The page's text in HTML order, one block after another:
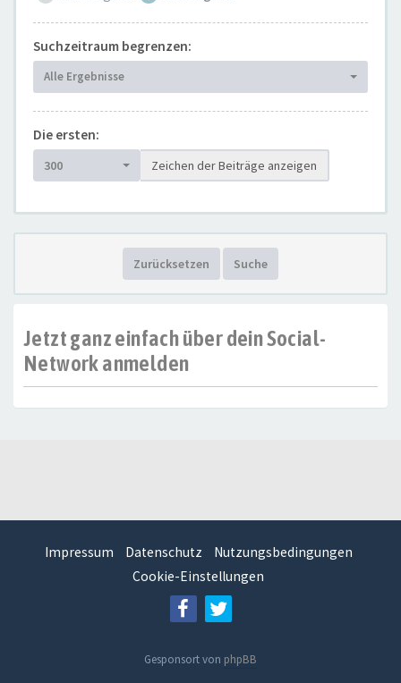
Suchzeitraum begrenzen:
Alle Ergebnisse
Die ersten:
300 Zeichen der Beiträge anzeigen
Zurücksetzen Suche
Jetzt ganz einfach über dein Social-
Network anmelden
Impressum Datenschutz
Nutzungsbedingungen
Cookie-Einstellungen
Gesponsort von phpBB